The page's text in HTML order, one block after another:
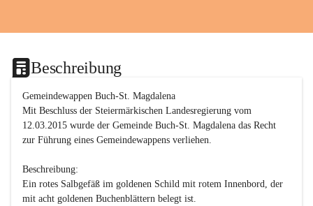
Beschreibung
Gemeindewappen Buch-St. Magdalena
Mit Beschluss der Steiermärkischen Landesregierung vom
12.03.2015 wurde der Gemeinde Buch-St. Magdalena das Recht
zur Führung eines Gemeindewappens verliehen.
Beschreibung:
Ein rotes Salbgefäß im goldenen Schild mit rotem Innenbord, der
mit acht goldenen Buchenblättern belegt ist.